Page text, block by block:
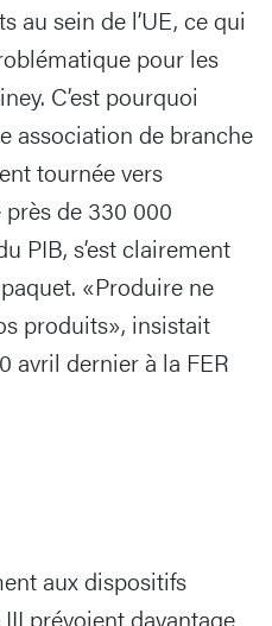
au sein de l’UE, ce qui
pour les
C’est pourquoi
association de branche
tournée vers
de 330 000
PIB, s’est clairement
«Produire ne
produits», insistait
avril dernier à la FER
aux dispositifs
prévoient davantage